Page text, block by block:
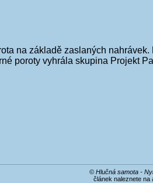
na základě zaslaných
poroty vyhrála skupina Projekt
© Hlučná samota -
článek naleznete na